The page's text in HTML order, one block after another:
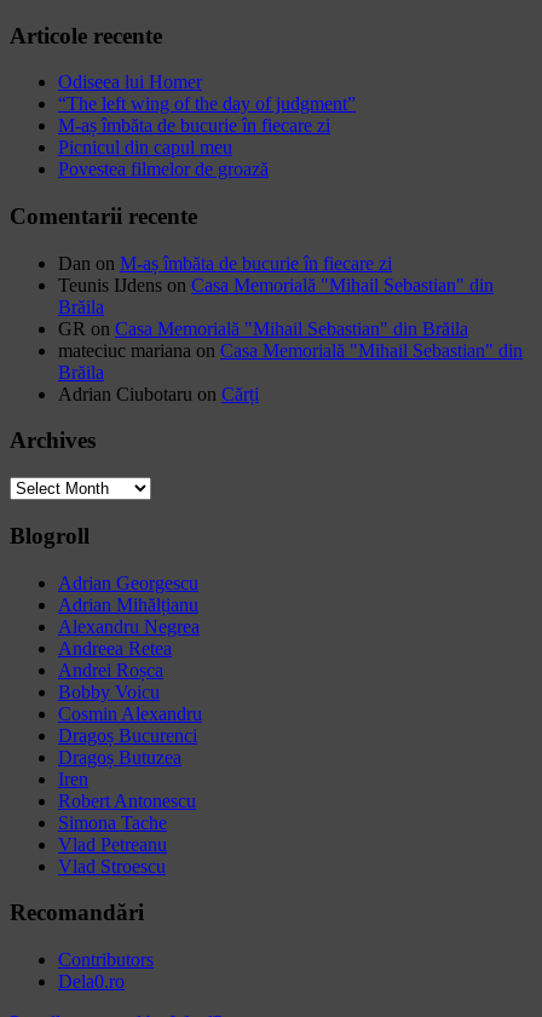
Articole recente
Odiseea lui Homer
“The left wing of the day of judgment”
M-aș îmbăta de bucurie în fiecare zi
Picnicul din capul meu
Povestea filmelor de groază
Comentarii recente
Dan on M-aș îmbăta de bucurie în fiecare zi
Teunis IJdens on Casa Memorială "Mihail Sebastian" din
Brăila
GR on Casa Memorială "Mihail Sebastian" din Brăila
mateciuc mariana on Casa Memorială "Mihail Sebastian" din
Brăila
Adrian Ciubotaru on Cărți
Archives
Archives
Blogroll
Adrian Georgescu
Adrian Mihălțianu
Alexandru Negrea
Andreea Retea
Andrei Roșca
Bobby Voicu
Cosmin Alexandru
Dragoș Bucurenci
Dragoș Butuzea
Iren
Robert Antonescu
Simona Tache
Vlad Petreanu
Vlad Stroescu
Recomandări
Contributors
Dela0.ro